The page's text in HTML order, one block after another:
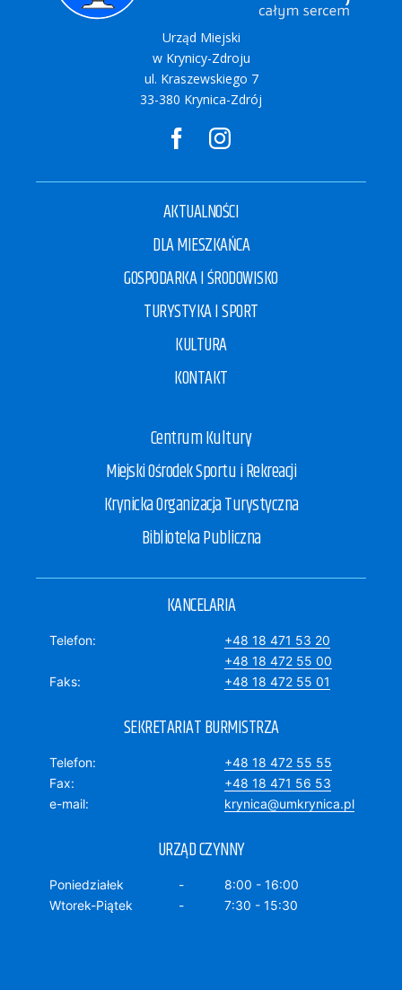
Urząd Miejski
w Krynicy-Zdroju
ul. Kraszewskiego 7
33-380 Krynica-Zdrój
AKTUALNOŚCI
DLA MIESZKAŃCA
GOSPODARKA I ŚRODOWISKO
TURYSTYKA I SPORT
KULTURA
KONTAKT
Centrum Kultury
Miejski Ośrodek Sportu i Rekreacji
Krynicka Organizacja Turystyczna
Biblioteka Publiczna
KANCELARIA
Telefon
+48 18 471 53 20
+48 18 472 55 00
Faks
+48 18 472 55 01
SEKRETARIAT BURMISTRZA
Telefon
+48 18 472 55 55
Fax
+48 18 471 56 53
e-mail
krynica@umkrynica.pl
URZĄD CZYNNY
Poniedziałek
8:00 - 16:00
Wtorek-Piątek
7:30 - 15:30